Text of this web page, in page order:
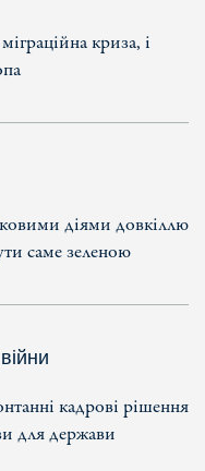
криза, і
діями довкіллю
саме зеленою
кадрові рішення
для держави